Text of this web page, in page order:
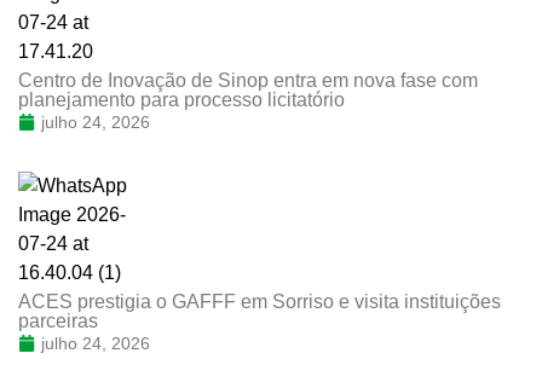
Centro de Inovação de Sinop entra em nova fase com
planejamento para processo licitatório
julho 24, 2026
ACES prestigia o GAFFF em Sorriso e visita instituições
parceiras
julho 24, 2026